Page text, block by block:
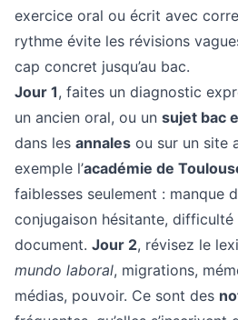
exercice oral ou écrit avec
rythme évite les révisions
cap concret jusqu’au bac.
Jour 1, faites un diagnostic
un ancien oral, ou un sujet bac
dans les annales ou sur un site
exemple l’académie de
faiblesses seulement : manque
conjugaison hésitante, difficulté
document. Jour 2, révisez le
mundo laboral, migrations,
médias, pouvoir. Ce sont des